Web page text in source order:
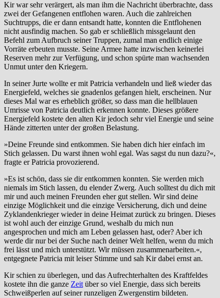
Kir war sehr verärgert, als man ihm die Nachricht überbrachte, dass
zwei der Gefangenen entflohen waren. Auch die zahlreichen
Suchtrupps, die er dann entsandt hatte, konnten die Entflohenen
nicht ausfindig machen. So gab er schließlich missgelaunt den
Befehl zum Aufbruch seiner Truppen, zumal man endlich einige
Vorräte erbeuten musste. Seine Armee hatte inzwischen keinerlei
Reserven mehr zur Verfügung, und schon spürte man wachsenden
Unmut unter den Kriegern.
In seiner Jurte wollte er mit Patricia verhandeln und ließ wieder das
Energiefeld, welches sie gnadenlos gefangen hielt, erscheinen. Nur
dieses Mal war es erheblich größer, so dass man die hellblauen
Umrisse von Patricia deutlich erkennen konnte. Dieses größere
Energiefeld kostete den alten Kir jedoch sehr viel Energie und seine
Hände zitterten unter der großen Belastung.
»Deine Freunde sind entkommen. Sie haben dich hier einfach im
Stich gelassen. Du warst ihnen wohl egal. Was sagst du nun dazu?«,
fragte er Patricia provozierend.
»Es ist schön, dass sie dir entkommen konnten. Sie werden mich
niemals im Stich lassen, du elender Zwerg. Auch solltest du dich mit
mir und auch meinen Freunden eher gut stellen. Wir sind deine
einzige Möglichkeit und die einzige Versicherung, dich und deine
Zyklandenkrieger wieder in deine Heimat zurück zu bringen. Dieses
ist wohl auch der einzige Grund, weshalb du mich nun
angesprochen und mich am Leben gelassen hast, oder? Aber ich
werde dir nur bei der Suche nach deiner Welt helfen, wenn du mich
frei lässt und mich unterstützt. Wir müssen zusammenarbeiten.«,
entgegnete Patricia mit leiser Stimme und sah Kir dabei ernst an.
Kir schien zu überlegen, und das Aufrechterhalten des Kraftfeldes
kostete ihn die ganze Zeitüber so viel Energie, dass sich bereits
Schweißperlen auf seiner runzeligen Zwergenstirn bildeten.